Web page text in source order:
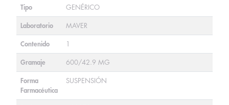
Tipo GENÉRICO
Laboratorio MAVER
Contenido 1
Gramaje 600/42.9 MG
Forma
Farmacéutica
SUSPENSIÓN